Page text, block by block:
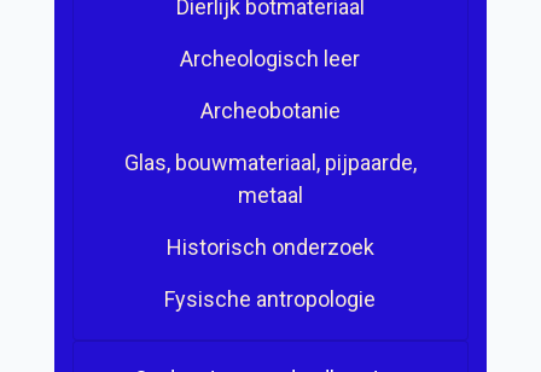
Dierlijk botmateriaal
Archeologisch leer
Archeobotanie
Glas, bouwmateriaal, pijpaarde,
metaal
Historisch onderzoek
Fysische antropologie